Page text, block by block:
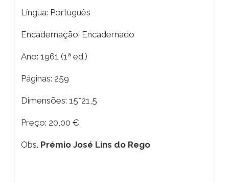
Língua: Português
Encadernação: Encadernado
Ano: 1961 (1ª ed.)
Páginas: 259
Dimensões: 15*21,5
Preço: 20,00 €
Obs. Prémio José Lins do Rego